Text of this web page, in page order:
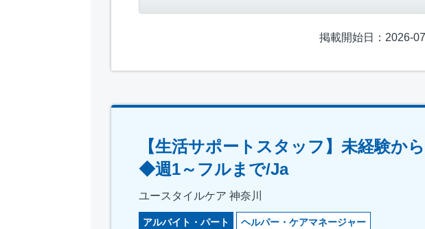
掲載開始日：2026-
【生活サポートスタッフ】未経験か
◆週1～フルまで/Ja
ユースタイルケア 神奈川
アルバイト・パート ヘルパー・ケアマネージャー